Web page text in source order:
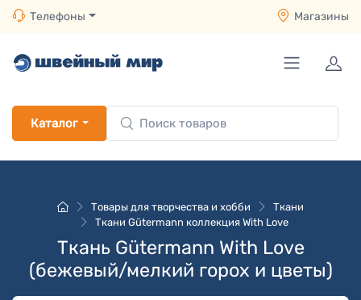
Телефоны Магазины
Каталог
Товары для творчества и хобби
Ткани
Ткани Gütermann коллекция With Love
Ткань Gütermann With Love
(бежевый/мелкий горох и цветы)